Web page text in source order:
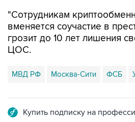
"Сотрудникам
вменяется соучастие в
грозит до 10 лет лишения
ЦОС.
МВД РФ Москва-Сити ФСБ
Купить подписку на